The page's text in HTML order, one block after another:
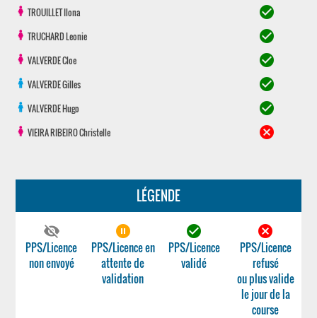
TROUILLETIlona check_circle
TRUCHARDLeonie check_circle
VALVERDECloe check_circle
VALVERDEGilles check_circle
VALVERDEHugo check_circle
VIEIRA RIBEIROChristelle cancel
LÉGENDE
visibility_off
PPS/Licence
non envoyé
pause_circle_filled
PPS/Licence en
attente de
validation
check_circle
PPS/Licence
validé
cancel
PPS/Licence
refusé
ou plus valide
le jour de la
course